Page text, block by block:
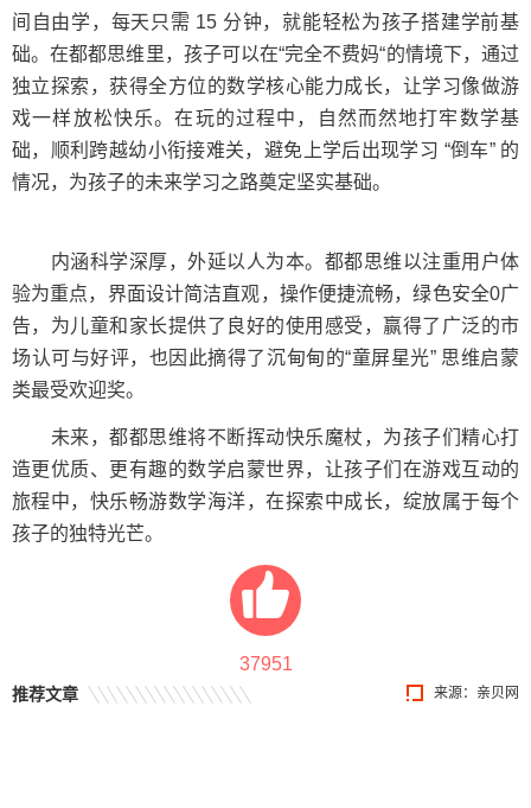
间自由学，每天只需 15 分钟，就能轻松为孩子搭建学前基
础。在都都思维里，孩子可以在“完全不费妈“的情境下，通过
独立探索，获得全方位的数学核心能力成长，让学习像做游
戏一样放松快乐。在玩的过程中，自然而然地打牢数学基
础，顺利跨越幼小衔接难关，避免上学后出现学习 “倒车” 的
情况，为孩子的未来学习之路奠定坚实基础。
内涵科学深厚，外延以人为本。都都思维以注重用户体
验为重点，界面设计简洁直观，操作便捷流畅，绿色安全0广
告，为儿童和家长提供了良好的使用感受，赢得了广泛的市
场认可与好评，也因此摘得了沉甸甸的“童屏星光” 思维启蒙
类最受欢迎奖。
未来，都都思维将不断挥动快乐魔杖，为孩子们精心打
造更优质、更有趣的数学启蒙世界，让孩子们在游戏互动的
旅程中，快乐畅游数学海洋，在探索中成长，绽放属于每个
孩子的独特光芒。
37951
来源： 亲贝网
推荐文章